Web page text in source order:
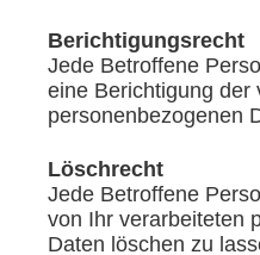
Berichtigungsrecht
Jede Betroffene
eine Berichtigung der
personenbezogenen
Löschrecht
Jede Betroffene
von Ihr verarbeiteten
Daten löschen zu